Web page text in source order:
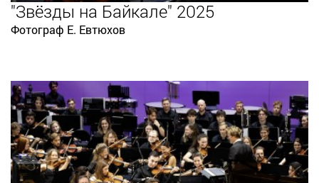
"Звёзды на Байкале" 2025
Фотограф Е. Евтюхов